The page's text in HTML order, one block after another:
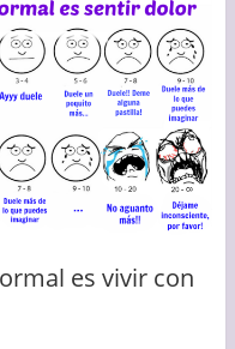
es vivir con